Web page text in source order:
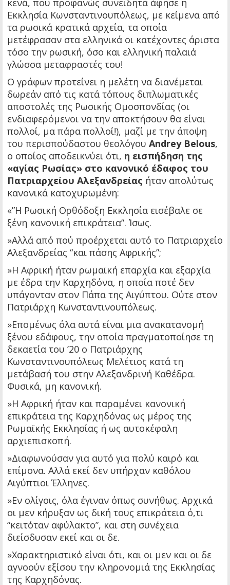
κενά, που προφανώς συνειδητά άφησε η
Εκκλησία Κωνσταντινουπόλεως, με κείμενα από
τα ρωσικά κρατικά αρχεία, τα οποία
μετέφρασαν στα ελληνικά οι κατέχοντες άριστα
τόσο την ρωσική, όσο και ελληνική παλαιά
γλώσσα μεταφραστές του!
Ο γράφων προτείνει η μελέτη να διανέμεται
δωρεάν από τις κατά τόπους διπλωματικές
αποστολές της Ρωσικής Ομοσπονδίας (οι
ενδιαφερόμενοι να την αποκτήσουν θα είναι
πολλοί, μα πάρα πολλοί!), μαζί με την άποψη
του περισπούδαστου θεολόγου Andrey Belous,
ο οποίος αποδεικνύει ότι, η εισπήδηση της
«αγίας Ρωσίας» στο κανονικό έδαφος του
Πατριαρχείου Αλεξανδρείας ήταν απολύτως
κανονικά κατοχυρωμένη:
«”Η Ρωσική Ορθόδοξη Εκκλησία εισέβαλε σε
ξένη κανονική επικράτεια”. Ίσως.
»Αλλά από πού προέρχεται αυτό το Πατριαρχείο
Αλεξανδρείας “και πάσης Αφρικής”;
»Η Αφρική ήταν ρωμαϊκή επαρχία και εξαρχία
με έδρα την Καρχηδόνα, η οποία ποτέ δεν
υπάγονταν στον Πάπα της Αιγύπτου. Ούτε στον
Πατριάρχη Κωνσταντινουπόλεως.
»Επομένως όλα αυτά είναι μια ανακατανομή
ξένου εδάφους, την οποία πραγματοποίησε τη
δεκαετία του ’20 ο Πατριάρχης
Κωνσταντινουπόλεως Μελέτιος κατά τη
μετάβασή του στην Αλεξανδρινή Καθέδρα.
Φυσικά, μη κανονική.
»Η Αφρική ήταν και παραμένει κανονική
επικράτεια της Καρχηδόνας ως μέρος της
Ρωμαϊκής Εκκλησίας ή ως αυτοκέφαλη
αρχιεπισκοπή.
»Διαφωνούσαν για αυτό για πολύ καιρό και
επίμονα. Αλλά εκεί δεν υπήρχαν καθόλου
Αιγύπτιοι Έλληνες.
»Εν ολίγοις, όλα έγιναν όπως συνήθως. Αρχικά
οι μεν κήρυξαν ως δική τους επικράτεια ό,τι
“κειτόταν αφύλακτο”, και στη συνέχεια
διείσδυσαν εκεί και οι δε.
»Χαρακτηριστικό είναι ότι, και οι μεν και οι δε
αγνοούν εξίσου την κληρονομιά της Εκκλησίας
της Καρχηδόνας.